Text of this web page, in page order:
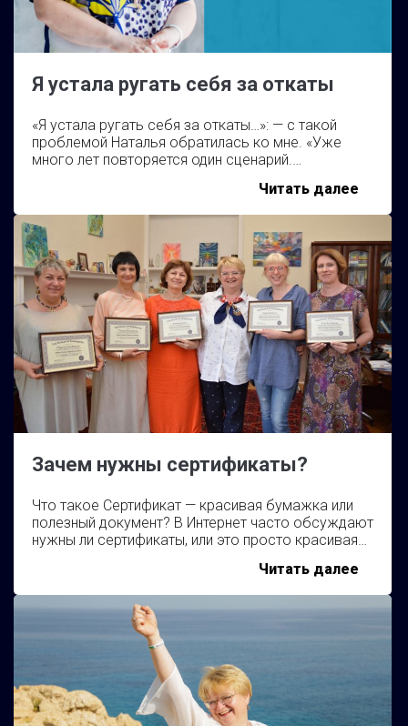
Я устала ругать себя за откаты
«Я устала ругать себя за откаты…»: — с такой
проблемой Наталья обратилась ко мне. «Уже
много лет повторяется один сценарий.…
Читать далееЯ
устала
ругать
себя
за
Зачем нужны сертификаты?
Что такое Сертификат — красивая бумажка или
полезный документ? В Интернет часто обсуждают
нужны ли сертификаты, или это просто красивая…
Читать далееЗачем
нужны